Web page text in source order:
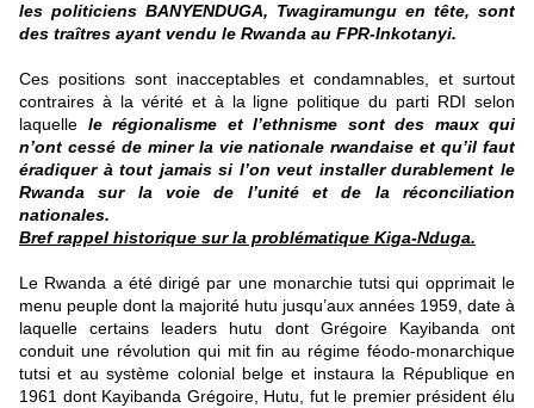
les politiciens BANYENDUGA, Twagiramungu en tête, sont
des traîtres ayant vendu le Rwanda au FPR-Inkotanyi.
Ces positions sont inacceptables et condamnables, et surtout
contraires à la vérité et à la ligne politique du parti RDI selon
laquelle le régionalisme et l’ethnisme sont des maux qui
n’ont cessé de miner la vie nationale rwandaise et qu’il faut
éradiquer à tout jamais si l’on veut installer durablement le
Rwanda sur la voie de l’unité et de la réconciliation
nationales.
Bref rappel historique sur la problématique Kiga-Nduga.
Le Rwanda a été dirigé par une monarchie tutsi qui opprimait le
menu peuple dont la majorité hutu jusqu’aux années 1959, date à
laquelle certains leaders hutu dont Grégoire Kayibanda ont
conduit une révolution qui mit fin au régime féodo-monarchique
tutsi et au système colonial belge et instaura la République en
1961 dont Kayibanda Grégoire, Hutu, fut le premier président élu